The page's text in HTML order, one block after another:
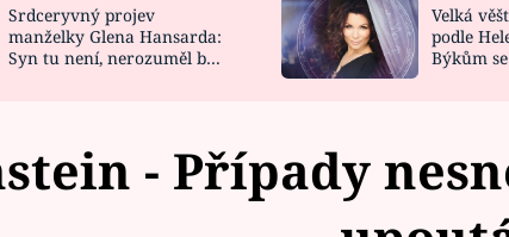
CELEBRITY
VAŘENÍ
NOVINKY
VIDEORECEPTY
Srdceryvný projev
manželky Glena Hansarda:
Syn tu není, nerozuměl by
Velká
podle
Býkům
- Případy